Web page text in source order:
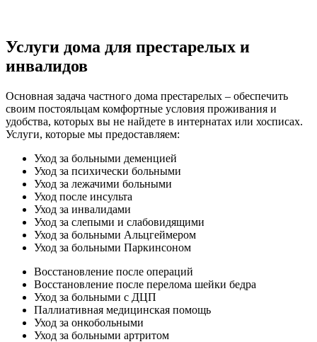
Услуги дома для престарелых и
инвалидов
Основная задача частного дома престарелых – обеспечить
своим постояльцам комфортные условия проживания и
удобства, которых вы не найдете в интернатах или хосписах.
Услуги, которые мы предоставляем:
Уход за больными деменцией
Уход за психически больными
Уход за лежачими больными
Уход после инсульта
Уход за инвалидами
Уход за слепыми и слабовидящими
Уход за больными Альцгеймером
Уход за больными Паркинсоном
Восстановление после операций
Восстановление после перелома шейки бедра
Уход за больными с ДЦП
Паллиативная медицинская помощь
Уход за онкобольными
Уход за больными артритом